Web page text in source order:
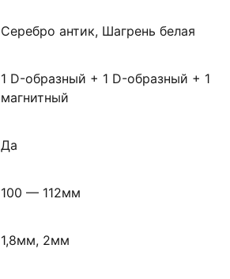
Серебро антик, Шагрень белая
1 D-образный + 1 D-образный + 1
магнитный
Да
100 — 112мм
1,8мм, 2мм